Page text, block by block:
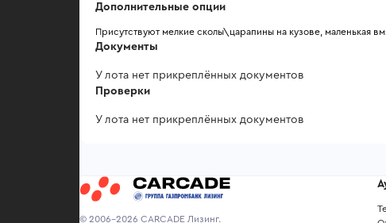
Дополнительные опции
Присутствуют мелкие сколы\царапины на кузове, маленькая
Документы
У лота нет прикреплённых документов
Проверки
У лота нет прикреплённых документов
© 2006-2026 CARCADE Лизинг.